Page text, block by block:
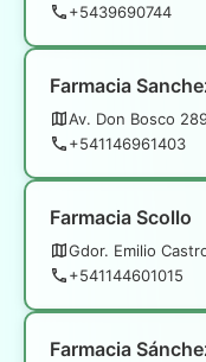
+5439690744
Farmacia
Av. Don Bosco
+541146961403
Farmacia Scollo
Gdor. Emilio
+541144601015
Farmacia